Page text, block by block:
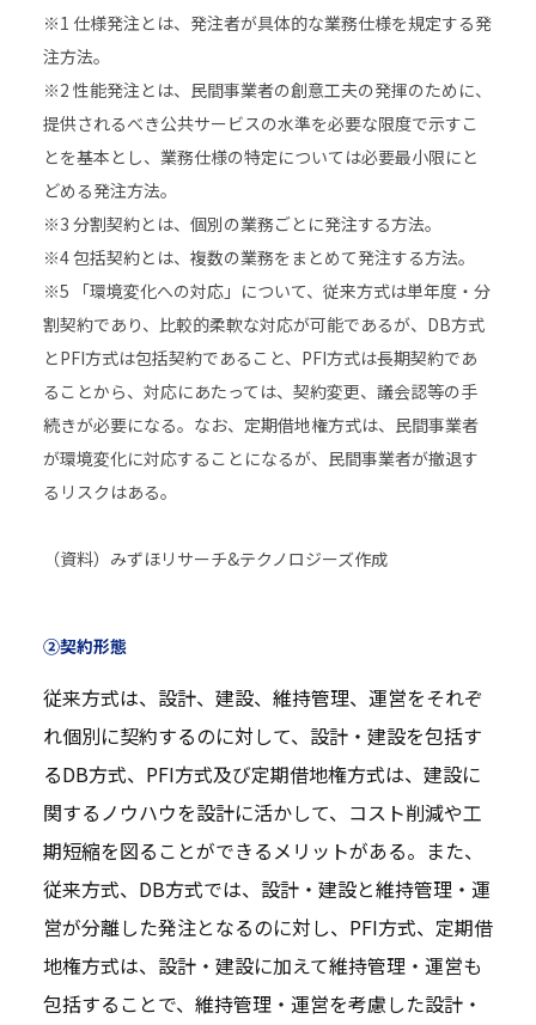
※1 仕様発注とは、発注者が具体的な業務仕様を規定する発
注方法。
※2 性能発注とは、民間事業者の創意工夫の発揮のために、
提供されるべき公共サービスの水準を必要な限度で示すこ
とを基本とし、業務仕様の特定については必要最小限にと
どめる発注方法。
※3 分割契約とは、個別の業務ごとに発注する方法。
※4 包括契約とは、複数の業務をまとめて発注する方法。
※5 「環境変化への対応」について、従来方式は単年度・分
割契約であり、比較的柔軟な対応が可能であるが、DB方式
とPFI方式は包括契約であること、PFI方式は長期契約であ
ることから、対応にあたっては、契約変更、議会認等の手
続きが必要になる。なお、定期借地権方式は、民間事業者
が環境変化に対応することになるが、民間事業者が撤退す
るリスクはある。
（資料）みずほリサーチ&テクノロジーズ作成
②契約形態
従来方式は、設計、建設、維持管理、運営をそれぞ
れ個別に契約するのに対して、設計・建設を包括す
るDB方式、PFI方式及び定期借地権方式は、建設に
関するノウハウを設計に活かして、コスト削減や工
期短縮を図ることができるメリットがある。また、
従来方式、DB方式では、設計・建設と維持管理・運
営が分離した発注となるのに対し、PFI方式、定期借
地権方式は、設計・建設に加えて維持管理・運営も
包括することで、維持管理・運営を考慮した設計・